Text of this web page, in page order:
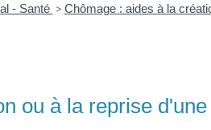
- Santé > Chômage : aides à la
ou à la reprise